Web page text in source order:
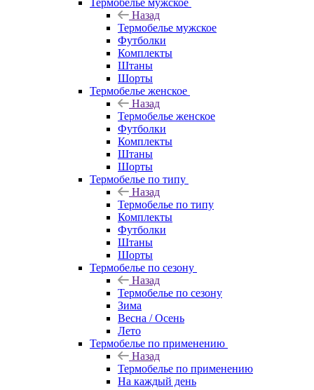
Термобелье мужское
Назад
Термобелье мужское
Футболки
Комплекты
Штаны
Шорты
Термобелье женское
Назад
Термобелье женское
Футболки
Комплекты
Штаны
Шорты
Термобелье по типу
Назад
Термобелье по типу
Комплекты
Футболки
Штаны
Шорты
Термобелье по сезону
Назад
Термобелье по сезону
Зима
Весна / Осень
Лето
Термобелье по применению
Назад
Термобелье по применению
На каждый день